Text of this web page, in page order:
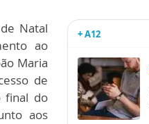
Natal
ao
Maria
de
final do
aos
+ A12